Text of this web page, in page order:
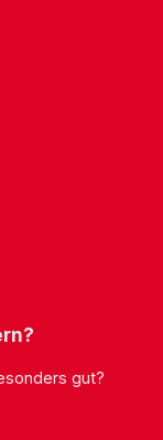
gut?